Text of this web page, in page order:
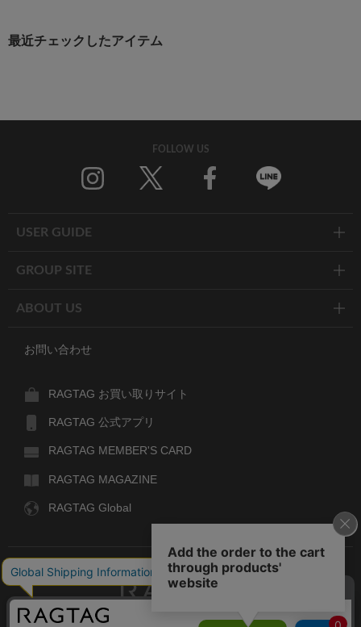
最近チェックしたアイテム
FOLLOW US
USER GUIDE
GROUP SITE
ABOUT US
お問い合わせ
RAGTAG お買い取りサイト
RAGTAG 公式アプリ
RAGTAG MEMBER'S CARD
RAGTAG MAGAZINE
RAGTAG Global
デザイナーズブランドのユーズド・セレクトショップ